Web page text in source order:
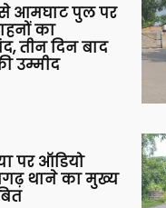
से आमघाट पुल पर
का
तीन दिन बाद
उम्मीद
पर ऑडियो
थाने का मुख्य